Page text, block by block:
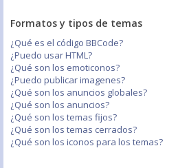
Formatos y tipos de temas
¿Qué es el código BBCode?
¿Puedo usar HTML?
¿Qué son los emoticonos?
¿Puedo publicar imagenes?
¿Qué son los anuncios globales?
¿Qué son los anuncios?
¿Qué son los temas fijos?
¿Qué son los temas cerrados?
¿Qué son los iconos para los temas?